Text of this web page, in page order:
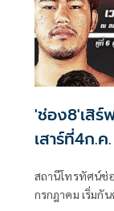
'ช่อง8'เสิร์
เสาร์ที่4ก.
สถานีโทรทัศน์ช่
กรกฎาคม เริ่มกันตั้งแต่วันเสาร์ที่ 4 กรกฎาคม กับรายการ